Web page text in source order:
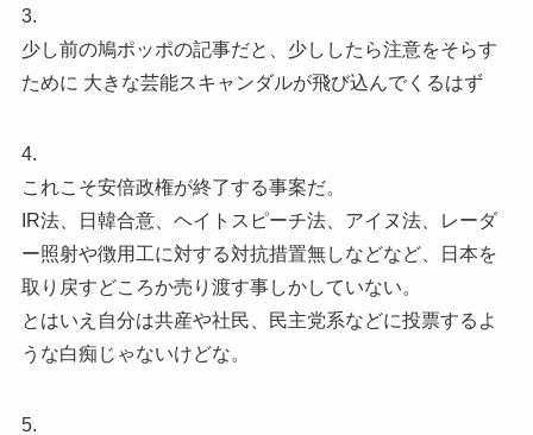
3.
少し前の鳩ポッポの記事だと、少ししたら注意をそらす
ために 大きな芸能スキャンダルが飛び込んでくるはず
4.
これこそ安倍政権が終了する事案だ。
IR法、日韓合意、ヘイトスピーチ法、アイヌ法、レーダ
ー照射や徴用工に対する対抗措置無しなどなど、日本を
取り戻すどころか売り渡す事しかしていない。
とはいえ自分は共産や社民、民主党系などに投票するよ
うな白痴じゃないけどな。
5.